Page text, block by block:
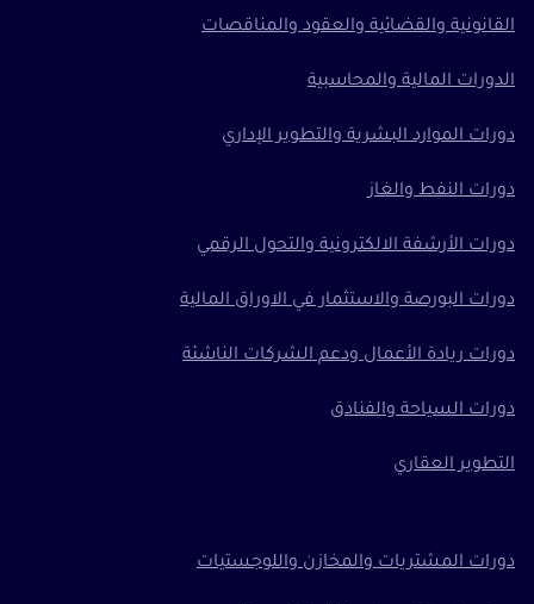
القانونية والقضائية والعقود والمناقصات
الدورات المالية والمحاسبية
دورات الموارد البشرية والتطوير الإداري
دورات النفط والغاز
دورات الأرشفة الالكترونية والتحول الرقمي
دورات البورصة والاستثمار في الاوراق المالية
دورات ريادة الأعمال ودعم الشركات الناشئة
دورات السياحة والفنادق
التطوير العقاري
دورات المشتريات والمخازن واللوجستيات